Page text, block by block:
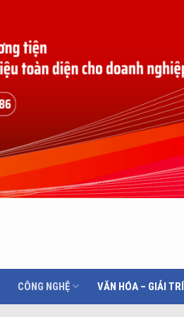
CÔNG NGHỆ VĂN HÓA – GIẢI TRÍ